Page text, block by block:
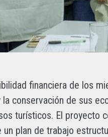
financiera de los
la conservación de sus
turísticos. El proyecto
plan de trabajo